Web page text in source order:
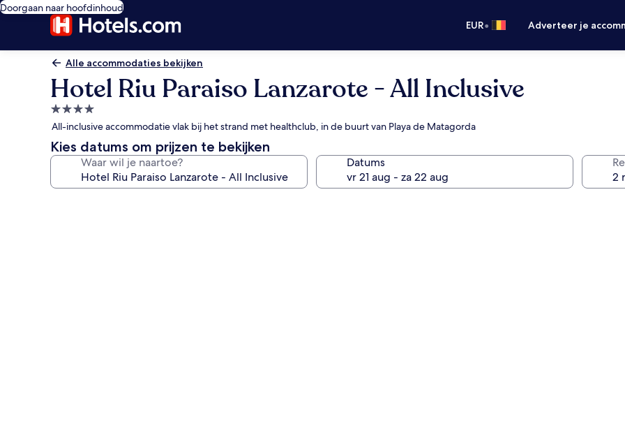
Doorgaan naar hoofdinhoud
EUR• Adverteer je
Alle accommodaties bekijken
Hotel Riu Paraiso Lanzarote - All Inclusive
4.0-
sterrenaccommodatie
All-inclusive accommodatie vlak bij het strand met healthclub, in de buurt van Playa de Matagorda
Kies datums om prijzen te bekijken
Waar wil je naartoe? Datums